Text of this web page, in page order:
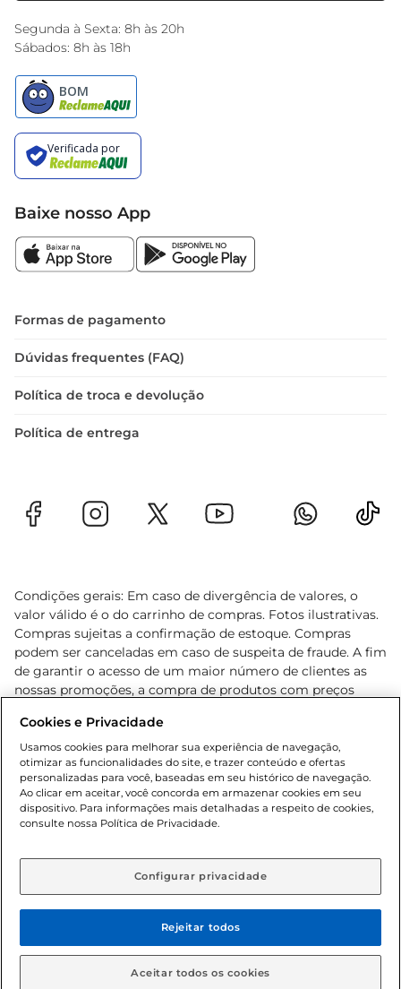
Encarte do Dia
Segunda à Sexta: 8h às 20h
Sábados: 8h às 18h
Baixe nosso App
Formas de pagamento
Dúvidas frequentes (FAQ)
Política de troca e devolução
Política de entrega
Condições gerais: Em caso de divergência de valores, o
valor válido é o do carrinho de compras. Fotos ilustrativas.
Compras sujeitas a confirmação de estoque. Compras
podem ser canceladas em caso de suspeita de fraude. A fim
de garantir o acesso de um maior número de clientes as
nossas promoções, a compra de produtos com preços
cliente. Os preços, ofertas e condições são exclusivos para
o e-commerce e válidos durante o dia de hoje, podendo
sofrer alterações sem prévia notificação. Proibida a venda
de bebidas alcoólicas para menores de 18 anos, conforme
Lei n.º 8069/90, art. 81, inciso II (Estatuto da Criança e do
Adolescente). Preços e condições exclusivos para o
aviso prévio. O valor mínimo para as compras on-line é de
© 2026 Copyright. Todos os direitos
reservados Gbarbosa.
Cookies e Privacidade
Usamos cookies para melhorar sua experiência de navegação,
otimizar as funcionalidades do site, e trazer conteúdo e ofertas
personalizadas para você, baseadas em seu histórico de navegação.
Ao clicar em aceitar, você concorda em armazenar cookies em seu
dispositivo. Para informações mais detalhadas a respeito de cookies,
consulte nossa Política de Privacidade.
Configurar privacidade
Rejeitar todos
Aceitar todos os cookies